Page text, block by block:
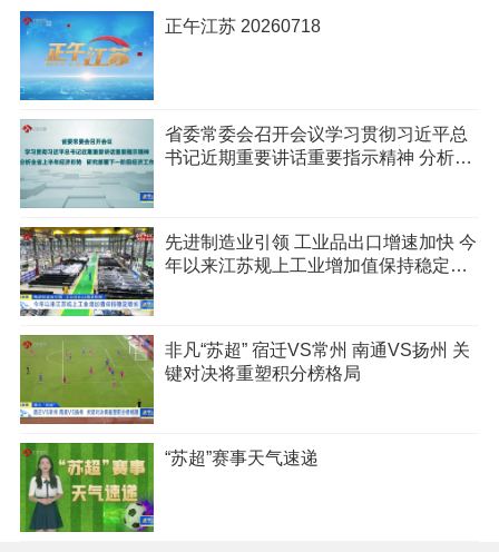
正午江苏 20260718
省委常委会召开会议学习贯彻习近平总
书记近期重要讲话重要指示精神 分析全
先进制造业引领 工业品出口增速加快 今
年以来江苏规上工业增加值保持稳定增
非凡“苏超” 宿迁VS常州 南通VS扬州 关
键对决将重塑积分榜格局
“苏超”赛事天气速递